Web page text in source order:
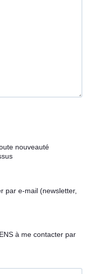
nouveauté
par e-mail (newsletter,
à me contacter par